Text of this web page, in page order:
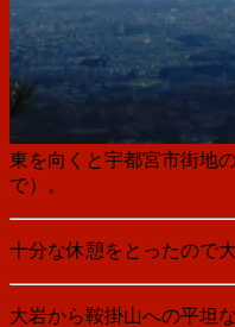
東を向くと宇都宮市街地
で）。
十分な休憩をとったので
大岩から鞍掛山への平坦